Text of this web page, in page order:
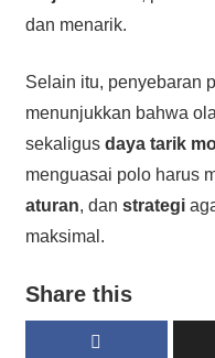
dan menarik.
Selain itu, penyebaran
menunjukkan bahwa
sekaligus daya tarik
menguasai polo harus
aturan, dan strategi
maksimal.
Share this